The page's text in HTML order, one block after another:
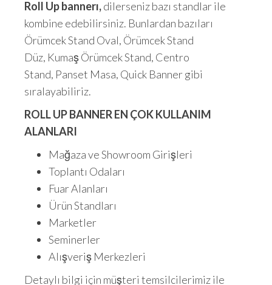
Roll Up bannerı,dilerseniz bazı standlar ile
kombine edebilirsiniz. Bunlardan bazıları
Örümcek Stand Oval, Örümcek Stand
Düz, Kumaş Örümcek Stand, Centro
Stand, Panset Masa, Quick Banner gibi
sıralayabiliriz.
ROLL UP BANNER EN ÇOK KULLANIM
ALANLARI
Mağaza ve Showroom Girişleri
Toplantı Odaları
Fuar Alanları
Ürün Standları
Marketler
Seminerler
Alışveriş Merkezleri
Detaylı bilgi için müşteri temsilcilerimiz ile